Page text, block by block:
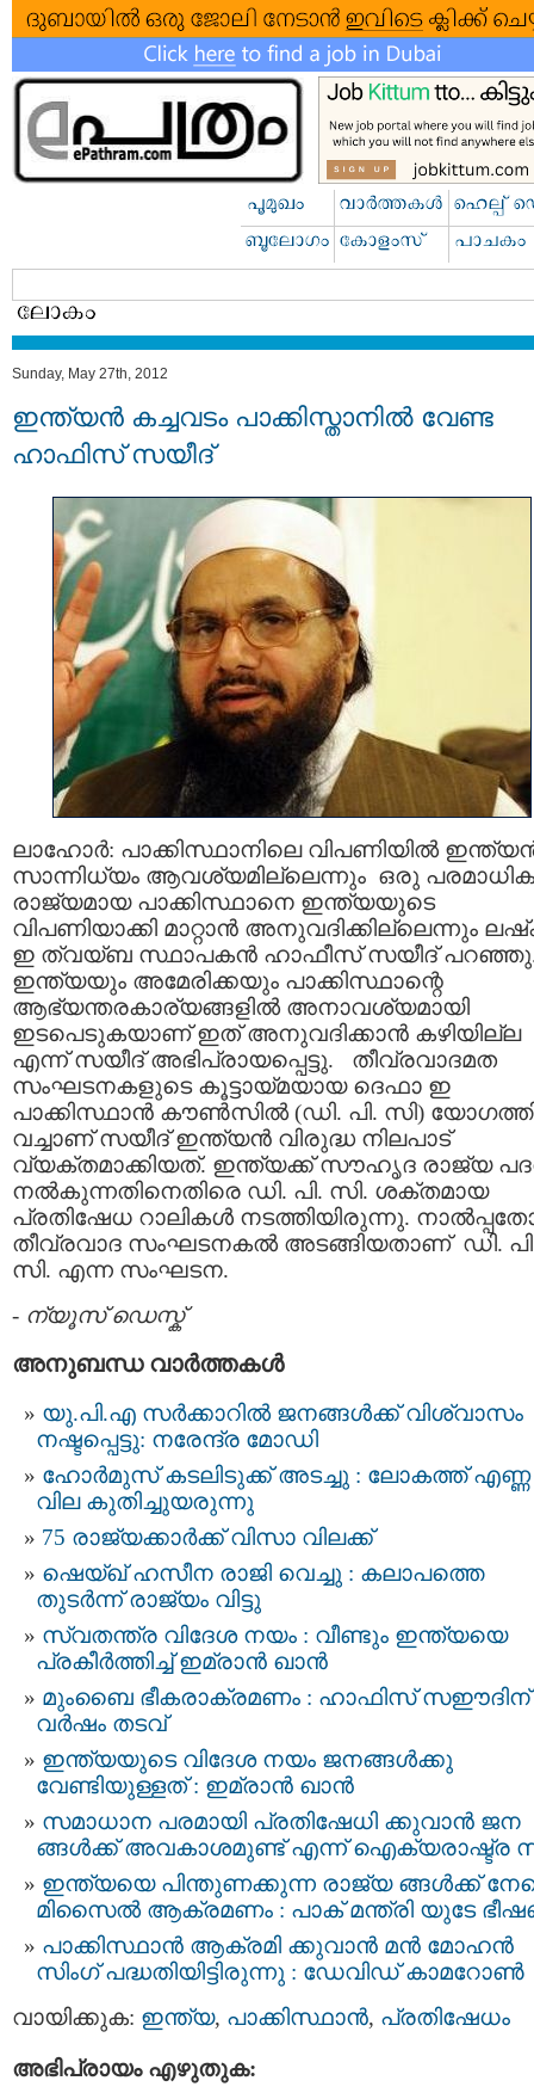
Sunday, May 27th, 2012
ഇന്ത്യന്‍ കച്ചവടം പാക്കിസ്താനില്‍ വേണ്ട
ഹാഫിസ് സയീദ്
ലാഹോര്‍: പാക്കിസ്ഥാനിലെ വിപണിയില്‍
സാന്നിധ്യം ആവശ്യമില്ലെന്നും ഒരു
രാജ്യമായ പാക്കിസ്ഥാനെ ഇന്ത്യയുടെ
വിപണിയാക്കി മാറ്റാന്‍ അനുവദിക്കില്ലെന്നും
ഇ ത്വയ്ബ സ്ഥാപകന്‍ ഹാഫീസ് സയീദ്
ഇന്ത്യയും അമേരിക്കയും പാക്കിസ്ഥാന്റെ
ആഭ്യന്തരകാര്യങ്ങളില്‍ അനാവശ്യമായി
ഇടപെടുകയാണ് ഇത് അനുവദിക്കാന്‍ കഴിയില്ല
എന്ന് സയീദ് അഭിപ്രായപ്പെട്ടു. തീവ്രവാദമത
സംഘടനകളുടെ കൂട്ടായ്മയായ ദെഫാ ഇ
പാക്കിസ്ഥാന്‍ കൗണ്‍സില്‍ (ഡി. പി. സി)
വച്ചാണ് സയീദ് ഇന്ത്യന്‍ വിരുദ്ധ നിലപാട്
വ്യക്തമാക്കിയത്. ഇന്ത്യക്ക് സൗഹൃദ രാജ്യ
നല്‍കുന്നതിനെതിരെ ഡി. പി. സി. ശക്തമായ
പ്രതിഷേധ റാലികള്‍ നടത്തിയിരുന്നു.
തീവ്രവാദ സംഘടനകല്‍ അടങ്ങിയതാണ് ഡി.
സി. എന്ന സംഘടന.
- ന്യൂസ് ഡെസ്ക്
അനുബന്ധ വാര്‍ത്തകള്‍
യു.പി.എ സര്‍ക്കാറില്‍ ജനങ്ങള്‍ക്ക് വിശ്വാസം
നഷ്ടപ്പെട്ടു: നരേന്ദ്ര മോഡി
ഹോർമുസ് കടലിടുക്ക് അടച്ചു : ലോകത്ത് എണ്ണ
വില കുതിച്ചുയരുന്നു
75 രാജ്യക്കാർക്ക് വിസാ വിലക്ക്
ഷെയ്ഖ്‌ ഹസീന രാജി വെച്ചു : കലാപത്തെ
തുടർന്ന് രാജ്യം വിട്ടു
സ്വതന്ത്ര വിദേശ നയം : വീണ്ടും ഇന്ത്യയെ
പ്രകീര്‍ത്തിച്ച് ഇമ്രാന്‍ ഖാന്‍
മുംബൈ ഭീകരാക്രമണം : ഹാഫിസ് സഈദിന്
വര്‍ഷം തടവ്
ഇന്ത്യയുടെ വിദേശ നയം ജനങ്ങള്‍ക്കു
വേണ്ടിയുള്ളത് : ഇമ്രാന്‍ ഖാന്‍
സമാധാന പരമായി പ്രതിഷേധി ക്കുവാന്‍ ജന
ങ്ങൾക്ക് അവകാശമുണ്ട് എന്ന് ഐക്യരാഷ്ട്ര
ഇന്ത്യയെ പിന്തുണക്കുന്ന രാജ്യ ങ്ങൾക്ക്
മിസൈൽ ആക്രമണം : പാക് മന്ത്രി യുടേ
പാക്കിസ്ഥാൻ ആക്രമി ക്കുവാൻ മന്‍ മോഹന്‍
സിംഗ് പദ്ധതിയിട്ടിരുന്നു : ഡേവിഡ് കാമറോണ്‍
വായിക്കുക: ഇന്ത്യ, പാക്കിസ്ഥാന്‍, പ്രതിഷേധം
അഭിപ്രായം എഴുതുക: